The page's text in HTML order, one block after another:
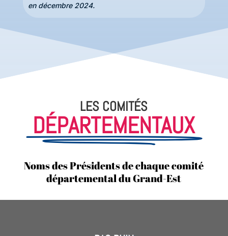
en décembre 2024.
LES COMITÉS
DÉPARTEMENTAUX
Noms des Présidents de chaque comité
départemental du Grand-Est